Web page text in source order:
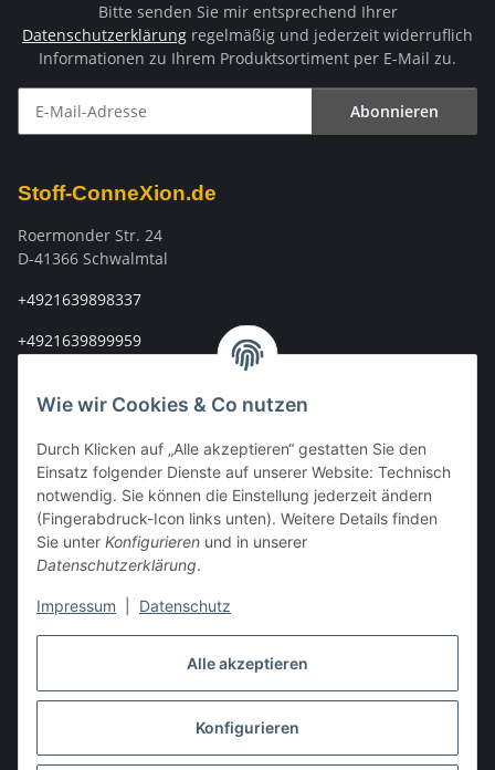
Alle akzeptieren
Konfigurieren
Wie wir Cookies & Co nutzen
Durch Klicken auf „Alle akzeptieren“ gestatten Sie den
Einsatz folgender Dienste auf unserer Website: Technisch
notwendig. Sie können die Einstellung jederzeit ändern
(Fingerabdruck-Icon links unten). Weitere Details finden
Sie unter Konfigurieren und in unserer
Datenschutzerklärung.
Impressum Datenschutz
Bitte senden Sie mir entsprechend Ihrer
Datenschutzerklärung regelmäßig und jederzeit widerruflich
Informationen zu Ihrem Produktsortiment per E-Mail zu.
Abonnieren
Stoff-ConneXion.de
Roermonder Str. 24
D-41366 Schwalmtal
+4921639898337
+4921639899959
Rechtliches
Mein Konto
Vertrag widerrufen